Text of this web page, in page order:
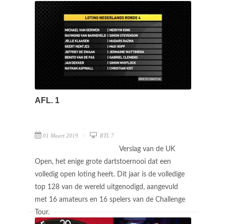
AFL. 1
01 Maart 2019 RTL 7
Verslag van de UK
Open, het enige grote dartstoernooi dat een
volledig open loting heeft. Dit jaar is de volledige
top 128 van de wereld uitgenodigd, aangevuld
met 16 amateurs en 16 spelers van de Challenge
Tour.